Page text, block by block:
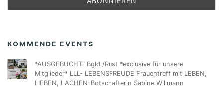
KOMMENDE EVENTS
*AUSGEBUCHT“ Bgld./Rust *exclusive für unsere
Mitglieder* LLL- LEBENSFREUDE Frauentreff mit LEBEN,
LIEBEN, LACHEN-Botschafterin Sabine Willmann